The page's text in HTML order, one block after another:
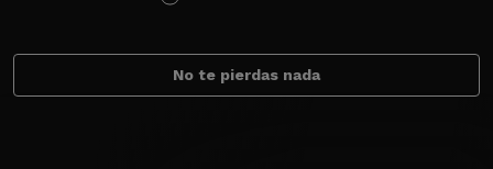
No te pierdas nada